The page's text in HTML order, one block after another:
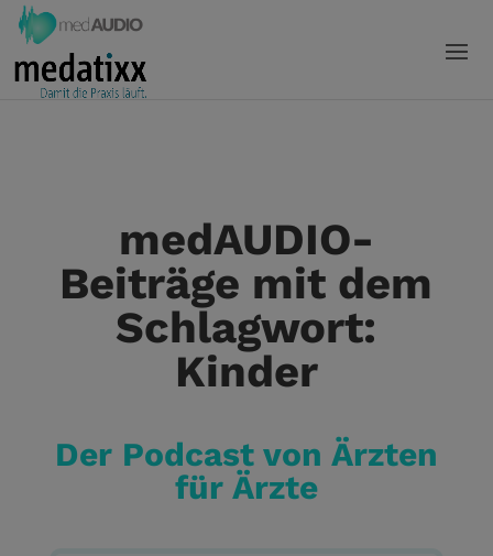
medAUDIO-
Beiträge mit dem
Schlagwort:
Kinder
Der Podcast von Ärzten
für Ärzte